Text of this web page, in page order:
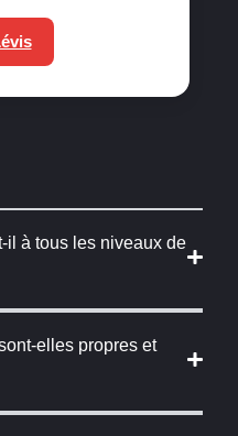
il à tous les niveaux de
elles propres et